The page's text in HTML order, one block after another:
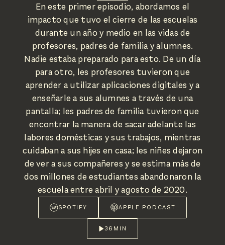
En este primer episodio, abordamos el
impacto que tuvo el cierre de las escuelas
durante un año y medio en las vidas de
profesores, padres de familia y alumnes.
Nadie estaba preparado para esto. De un día
para otro, les profesores tuvieron que
aprender a utilizar aplicaciones digitales y a
enseñarle a sus alumnes a través de una
pantalla; les padres de familia tuvieron que
encontrar la manera de sacar adelante las
labores domésticas y sus trabajos, mientras
cuidaban a sus hijes en casa; les niñes dejaron
de ver a sus compañeres y se estima más de
dos millones de estudiantes abandonaron la
escuela entre abril y agosto de 2020.
SPOTIFY APPLE PODCAST
36 MIN